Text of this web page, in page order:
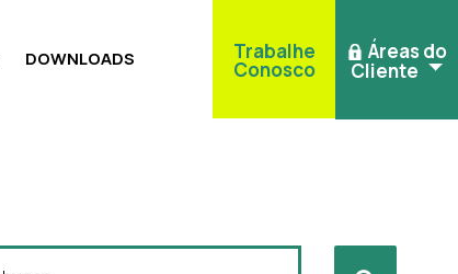
DOWNLOADS Trabalhe
Conosco
Áreas do
Cliente